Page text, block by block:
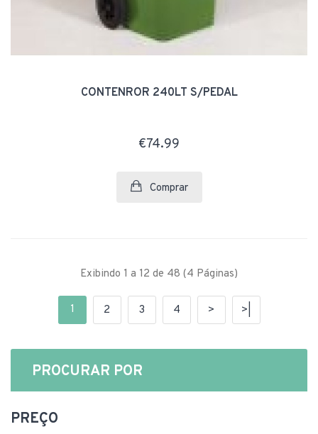
PROCURAR POR
PREÇO
CONTENROR 240LT S/PEDAL
€74.99
Comprar
Exibindo 1 a 12 de 48 (4 Páginas)
1 2 3 4 > >|